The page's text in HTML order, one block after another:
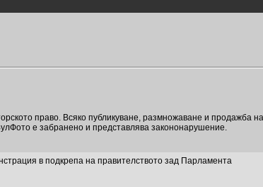
право. Всяко публикуване, размножаване и продажба
е забранено и представлява закононарушение.
в подкрепа на правителството зад Парламента